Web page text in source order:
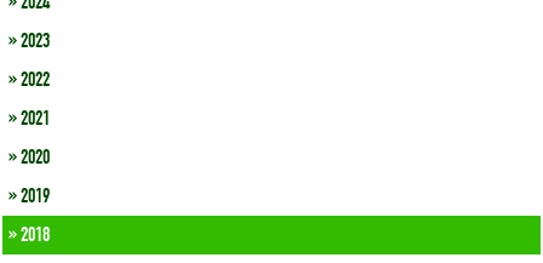
» 2023
» 2022
» 2021
» 2020
» 2019
» 2018